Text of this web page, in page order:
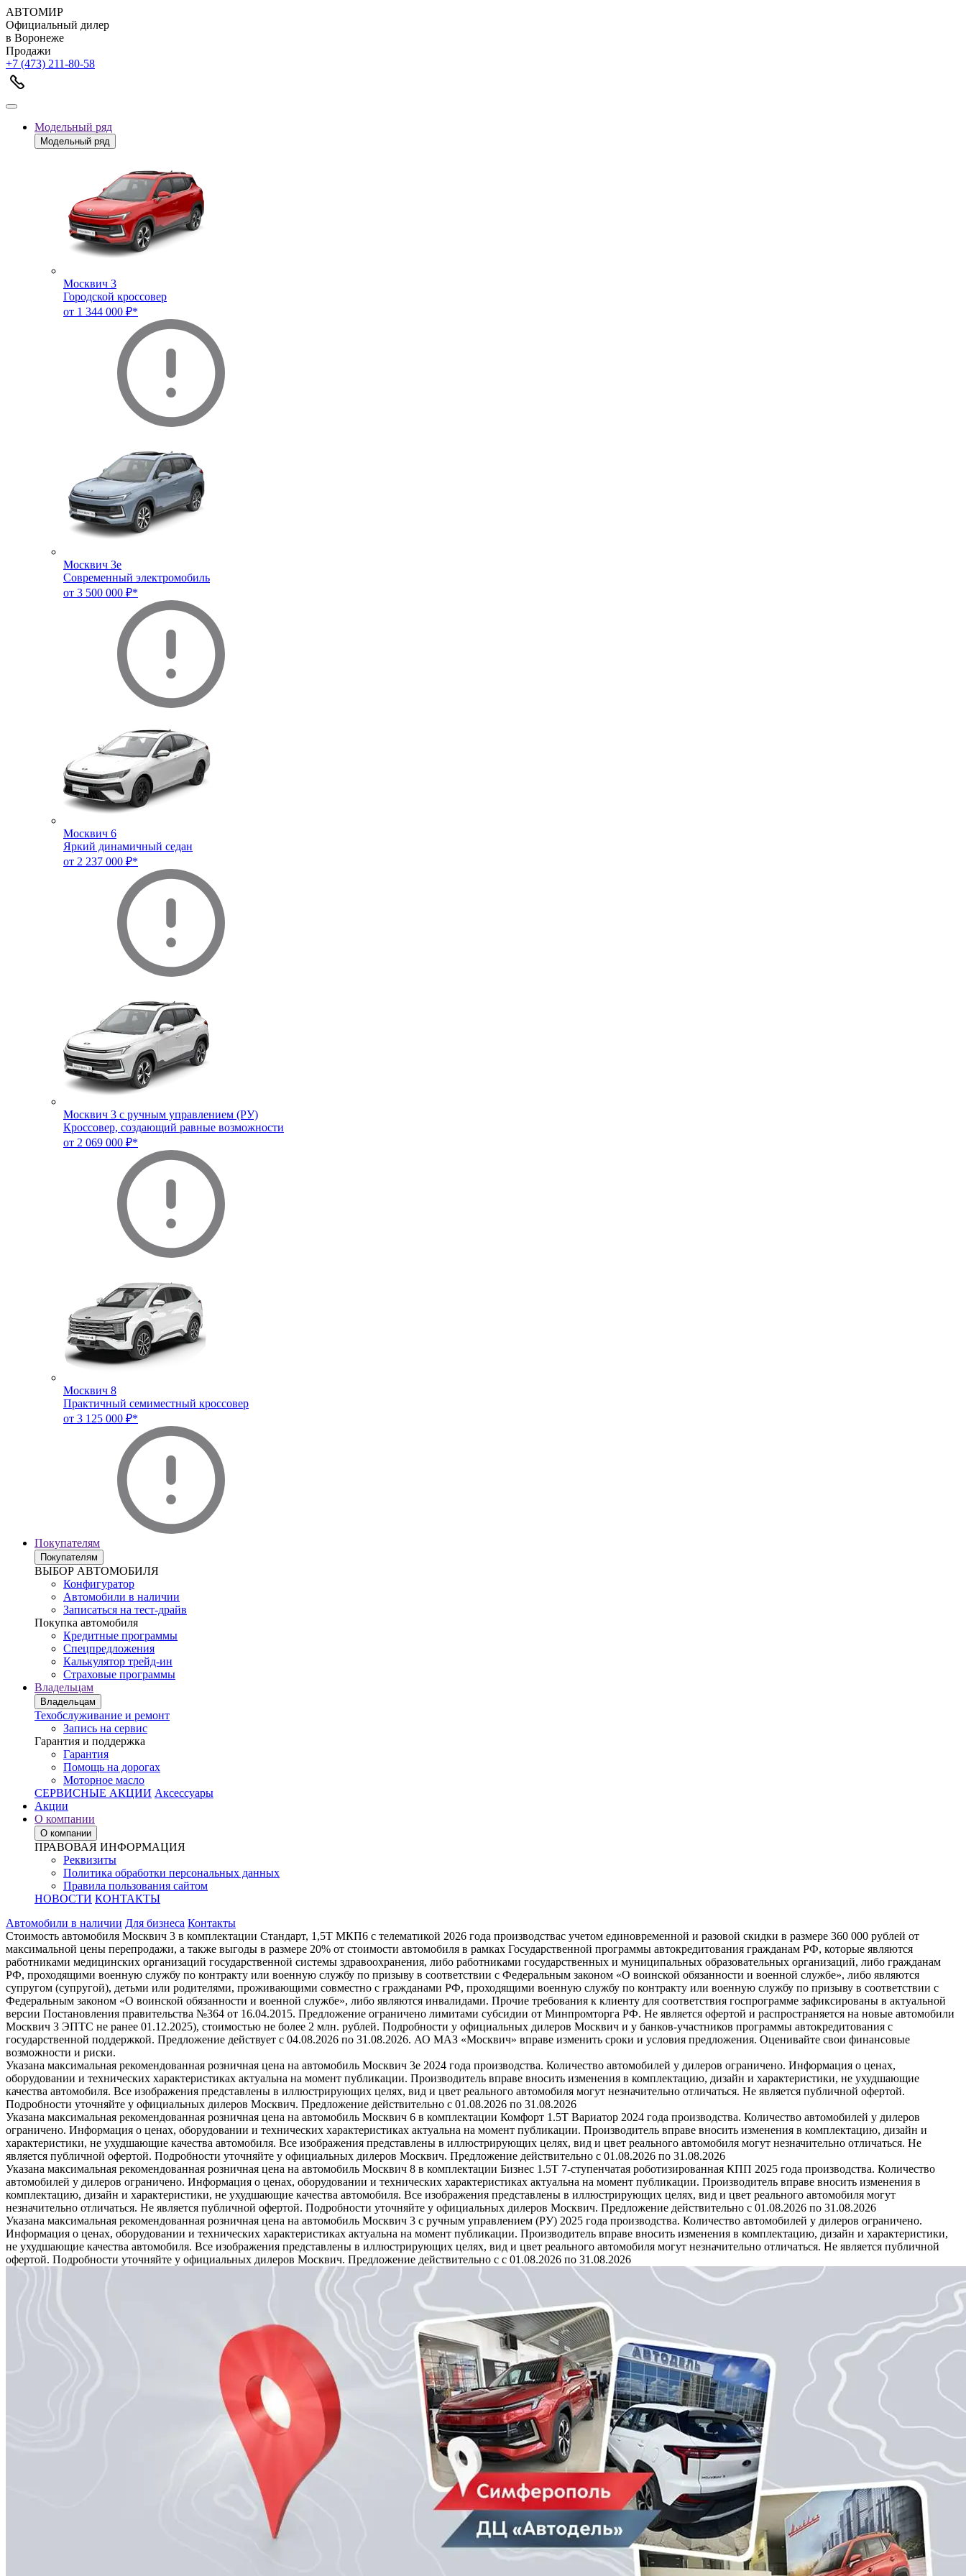
АВТОМИР
Официальный дилер
в Воронеже
Продажи
+7 (473) 211-80-58
Модельный ряд
Модельный ряд
Москвич 3
Городской кроссовер
от 1 344 000 ₽*
Москвич 3e
Современный электромобиль
от 3 500 000 ₽*
Москвич 6
Яркий динамичный седан
от 2 237 000 ₽*
Москвич 3 с ручным управлением (РУ)
Кроссовер, создающий равные возможности
от 2 069 000 ₽*
Москвич 8
Практичный семиместный кроссовер
от 3 125 000 ₽*
Покупателям
Покупателям
ВЫБОР АВТОМОБИЛЯ
Конфигуратор
Автомобили в наличии
Записаться на тест-драйв
Покупка автомобиля
Кредитные программы
Спецпредложения
Калькулятор трейд-ин
Страховые программы
Владельцам
Владельцам
Техобслуживание и ремонт
Запись на сервис
Гарантия и поддержка
Гарантия
Помощь на дорогах
Моторное масло
СЕРВИСНЫЕ АКЦИИ Аксессуары
Акции
О компании
О компании
ПРАВОВАЯ ИНФОРМАЦИЯ
Реквизиты
Политика обработки персональных данных
Правила пользования сайтом
НОВОСТИ КОНТАКТЫ
Автомобили в наличии Для бизнеса Контакты
Стоимость автомобиля Москвич 3 в комплектации Стандарт, 1,5Т МКП6 с телематикой 2026 года производствас учетом единовременной и разовой скидки в размере 360 000 рублей от
максимальной цены перепродажи, а также выгоды в размере 20% от стоимости автомобиля в рамках Государственной программы автокредитования гражданам РФ, которые являются
работниками медицинских организаций государственной системы здравоохранения, либо работниками государственных и муниципальных образовательных организаций, либо гражданам
РФ, проходящими военную службу по контракту или военную службу по призыву в соответствии с Федеральным законом «О воинской обязанности и военной службе», либо являются
супругом (супругой), детьми или родителями, проживающими совместно с гражданами РФ, проходящими военную службу по контракту или военную службу по призыву в соответствии с
Федеральным законом «О воинской обязанности и военной службе», либо являются инвалидами. Прочие требования к клиенту для соответствия госпрограмме зафиксированы в актуальной
версии Постановления правительства №364 от 16.04.2015. Предложение ограничено лимитами субсидии от Минпромторга РФ. Не является офертой и распространяется на новые автомобили
Москвич 3 ЭПТС не ранее 01.12.2025), стоимостью не более 2 млн. рублей. Подробности у официальных дилеров Москвич и у банков-участников программы автокредитования с
государственной поддержкой. Предложение действует с 04.08.2026 по 31.08.2026. АО МАЗ «Москвич» вправе изменить сроки и условия предложения. Оценивайте свои финансовые
возможности и риски.
Указана максимальная рекомендованная розничная цена на автомобиль Москвич 3e 2024 года производства. Количество автомобилей у дилеров ограничено. Информация о ценах,
оборудовании и технических характеристиках актуальна на момент публикации. Производитель вправе вносить изменения в комплектацию, дизайн и характеристики, не ухудшающие
качества автомобиля. Все изображения представлены в иллюстрирующих целях, вид и цвет реального автомобиля могут незначительно отличаться. Не является публичной офертой.
Подробности уточняйте у официальных дилеров Москвич. Предложение действительно с 01.08.2026 по 31.08.2026
Указана максимальная рекомендованная розничная цена на автомобиль Москвич 6 в комплектации Комфорт 1.5T Вариатор 2024 года производства. Количество автомобилей у дилеров
ограничено. Информация о ценах, оборудовании и технических характеристиках актуальна на момент публикации. Производитель вправе вносить изменения в комплектацию, дизайн и
характеристики, не ухудшающие качества автомобиля. Все изображения представлены в иллюстрирующих целях, вид и цвет реального автомобиля могут незначительно отличаться. Не
является публичной офертой. Подробности уточняйте у официальных дилеров Москвич. Предложение действительно с 01.08.2026 по 31.08.2026
Указана максимальная рекомендованная розничная цена на автомобиль Москвич 8 в комплектации Бизнес 1.5T 7-ступенчатая роботизированная КПП 2025 года производства. Количество
автомобилей у дилеров ограничено. Информация о ценах, оборудовании и технических характеристиках актуальна на момент публикации. Производитель вправе вносить изменения в
комплектацию, дизайн и характеристики, не ухудшающие качества автомобиля. Все изображения представлены в иллюстрирующих целях, вид и цвет реального автомобиля могут
незначительно отличаться. Не является публичной офертой. Подробности уточняйте у официальных дилеров Москвич. Предложение действительно с 01.08.2026 по 31.08.2026
Указана максимальная рекомендованная розничная цена на автомобиль Москвич 3 с ручным управлением (РУ) 2025 года производства. Количество автомобилей у дилеров ограничено.
Информация о ценах, оборудовании и технических характеристиках актуальна на момент публикации. Производитель вправе вносить изменения в комплектацию, дизайн и характеристики,
не ухудшающие качества автомобиля. Все изображения представлены в иллюстрирующих целях, вид и цвет реального автомобиля могут незначительно отличаться. Не является публичной
офертой. Подробности уточняйте у официальных дилеров Москвич. Предложение действительно с с 01.08.2026 по 31.08.2026